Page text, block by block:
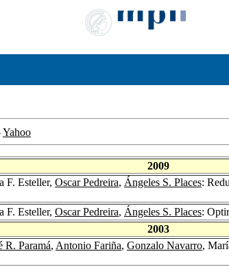
Yahoo
2009
F. Esteller, Oscar Pedreira, Ángeles S. Places:
F. Esteller, Oscar Pedreira, Ángeles S. Places:
2003
R. Paramá, Antonio Fariña, Gonzalo Navarro,